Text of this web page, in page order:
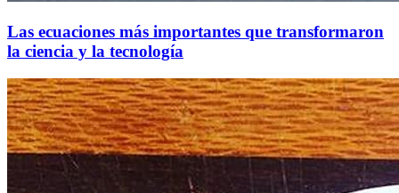
Las ecuaciones más importantes que transformaron
la ciencia y la tecnología